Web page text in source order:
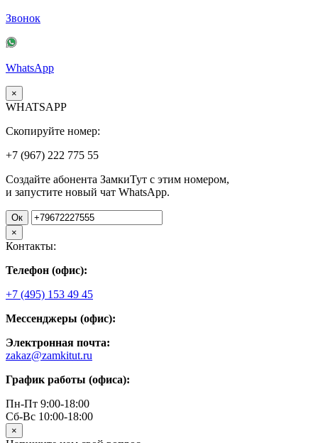
Звонок
WhatsApp
×
WHATSAPP
Скопируйте номер:
+7 (967) 222 775 55
Создайте абонента ЗамкиТут с этим номером,
и запустите новый чат WhatsApp.
Ок
×
Контакты:
Телефон (офис):
+7 (495) 153 49 45
Мессенджеры (офис):
Электронная почта:
zakaz@zamkitut.ru
График работы (офиса):
Пн-Пт 9:00-18:00
Сб-Вс 10:00-18:00
×